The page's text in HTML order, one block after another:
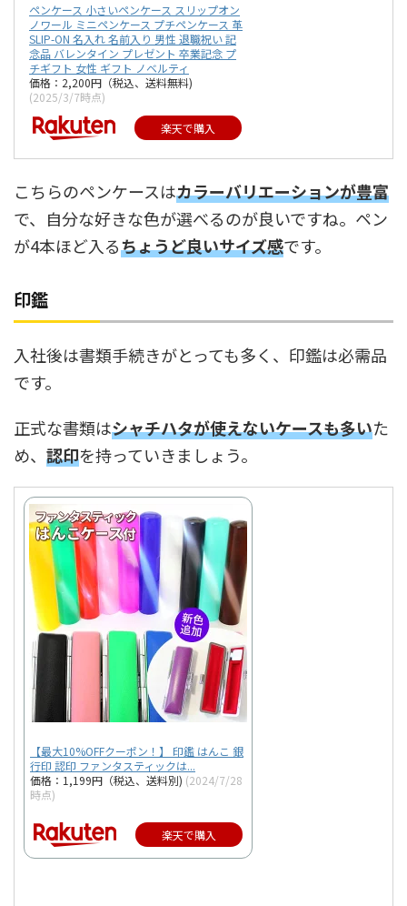
ペンケース 小さいペンケース スリップオン
ノワール ミニペンケース プチペンケース 革
SLIP-ON 名入れ 名前入り 男性 退職祝い 記
念品 バレンタイン プレゼント 卒業記念 プ
チギフト 女性 ギフト ノベルティ
価格：2,200円（税込、送料無料)
(2025/3/7時点)
楽天で購入
こちらのペンケースはカラーバリエーションが豊富
で、自分な好きな色が選べるのが良いですね。ペン
が4本ほど入るちょうど良いサイズ感です。
印鑑
入社後は書類手続きがとっても多く、印鑑は必需品
です。
正式な書類はシャチハタが使えないケースも多いた
め、 認印を持っていきましょう。
【最大10%OFFクーポン！】 印鑑 はんこ 銀
行印 認印 ファンタスティックは...
価格：1,199円（税込、送料別) (2024/7/28
時点)
楽天で購入